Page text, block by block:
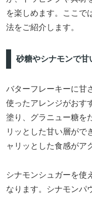
を楽しめます。ここで
法をご紹介します。
砂糖やシナモンで甘
バターフレーキーに甘
使ったアレンジがおす
塗り、グラニュー糖を
リッとした甘い層がで
ャリッとした食感がア
シナモンシュガーを使
なります。シナモンパ